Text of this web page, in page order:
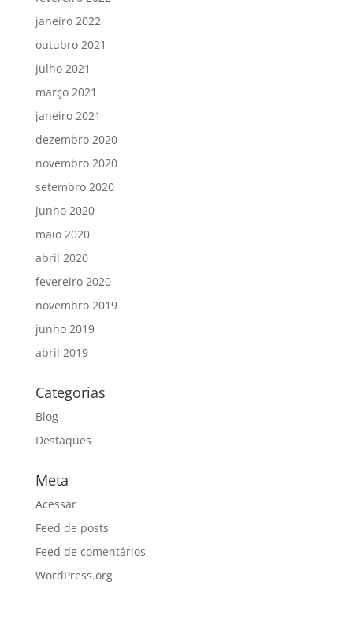
janeiro 2022
outubro 2021
julho 2021
março 2021
janeiro 2021
dezembro 2020
novembro 2020
setembro 2020
junho 2020
maio 2020
abril 2020
fevereiro 2020
novembro 2019
junho 2019
abril 2019
Categorias
Blog
Destaques
Meta
Acessar
Feed de posts
Feed de comentários
WordPress.org